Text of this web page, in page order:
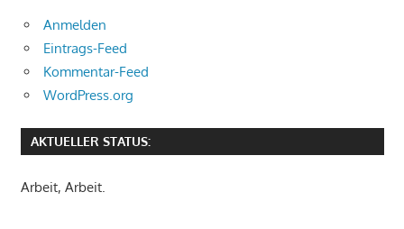
Anmelden
Eintrags-Feed
Kommentar-Feed
WordPress.org
AKTUELLER STATUS:
Arbeit, Arbeit.